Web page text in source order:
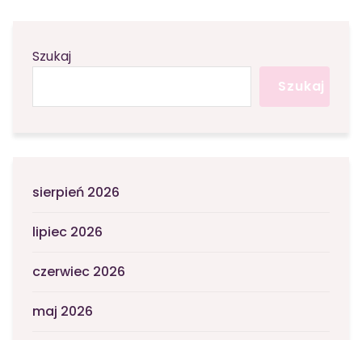
Szukaj
Szukaj
sierpień 2026
lipiec 2026
czerwiec 2026
maj 2026